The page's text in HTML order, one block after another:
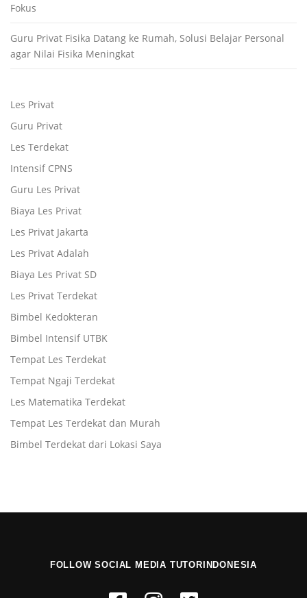
Fokus
Guru Privat Fisika Datang ke Rumah, Solusi Belajar Personal
agar Nilai Fisika Meningkat
Les Privat
Guru Privat
Les Terdekat
Intensif CPNS
Guru Les Privat
Biaya Les Privat
Les Privat Jakarta
Les Privat Adalah
Biaya Les Privat SD
Les Privat Terdekat
Bimbel Kedokteran
Bimbel Intensif UTBK
Tempat Les Terdekat
Tempat Ngaji Terdekat
Les Matematika Terdekat
Tempat Les Terdekat dan Murah
Bimbel Terdekat dari Lokasi Saya
FOLLOW SOCIAL MEDIA TUTORINDONESIA